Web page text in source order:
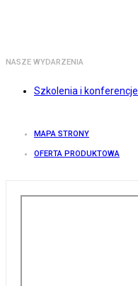
NASZE WYDARZENIA
Szkolenia i konferencje
MAPA STRONY
OFERTA PRODUKTOWA